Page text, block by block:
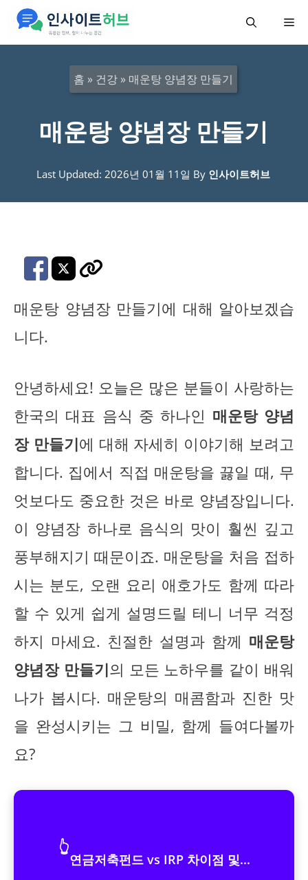
메
홈 » 건강 » 매운탕 양념장 만들기
매운탕 양념장 만들기
Last Updated: 2026년 01월 11일 By 인사이트허브
매운탕 양념장 만들기에 대해 알아보겠습
니다.
안녕하세요! 오늘은 많은 분들이 사랑하는
한국의 대표 음식 중 하나인 매운탕 양념
장 만들기에 대해 자세히 이야기해 보려고
합니다. 집에서 직접 매운탕을 끓일 때, 무
엇보다도 중요한 것은 바로 양념장입니다.
이 양념장 하나로 음식의 맛이 훨씬 깊고
풍부해지기 때문이죠. 매운탕을 처음 접하
시는 분도, 오랜 요리 애호가도 함께 따라
할 수 있게 쉽게 설명드릴 테니 너무 걱정
하지 마세요. 친절한 설명과 함께 매운탕
양념장 만들기의 모든 노하우를 같이 배워
나가 봅시다. 매운탕의 매콤함과 진한 맛
을 완성시키는 그 비밀, 함께 들여다볼까
요?
👆
연금저축펀드 vs IRP 차이점 및...